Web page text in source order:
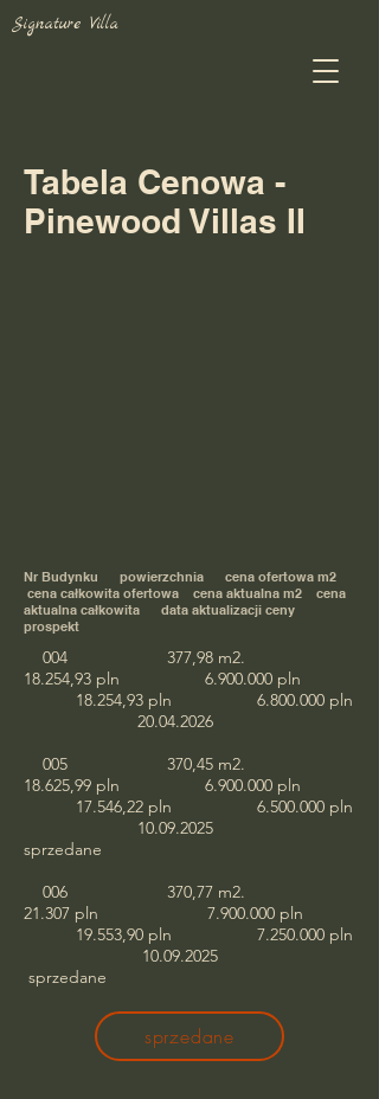
Signature Villa
Tabela Cenowa -
Pinewood Villas II
Nr Budynku powierzchnia cena ofertowa m2
cena całkowita ofertowa cena aktualna m2 cena
aktualna całkowita data aktualizacji ceny
prospekt
004 377,98 m2.
18.254,93 pln 6.900.000 pln
18.254,93 pln 6.800.000 pln
20.04.2026
005 370,45 m2.
18.625,99 pln 6.900.000 pln
17.546,22 pln 6.500.000 pln
10.09.2025
sprzedane
006 370,77 m2.
21.307 pln 7.900.000 pln
19.553,90 pln 7.250.000 pln
10.09.2025
sprzedane
sprzedane